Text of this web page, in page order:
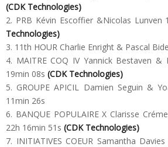
(CDK Technologies)
2. PRB Kévin Escoffier &Nicolas Lunven
Technologies)
3. 11th HOUR Charlie Enright & Pascal
4. MAITRE COQ IV Yannick Bestaven &
19min 08s (CDK Technologies)
5. GROUPE APICIL Damien Seguin &
11min 26s
6. BANQUE POPULAIRE X Clarisse
22h 16min 51s (CDK Technologies)
7. INITIATIVES COEUR Samantha